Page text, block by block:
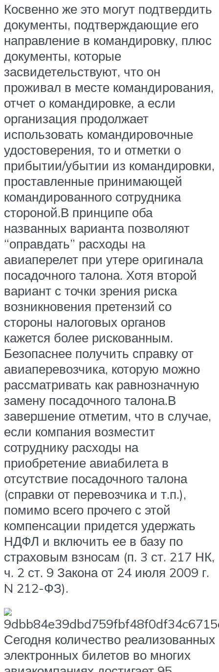
Косвенно же это могут подтвердить
документы, подтверждающие его
направление в командировку, плюс
документы, которые
засвидетельствуют, что он
проживал в месте командирования,
отчет о командировке, а если
организация продолжает
использовать командировочные
удостоверения, то и отметки о
прибытии/убытии из командировки,
проставленные принимающей
командированного сотрудника
стороной.В принципе оба
названных варианта позволяют
“оправдать” расходы на
авиаперелет при утере оригинала
посадочного талона. Хотя второй
вариант с точки зрения риска
возникновения претензий со
стороны налоговых органов
кажется более рискованным.
Безопаснее получить справку от
авиаперевозчика, которую можно
рассматривать как равнозначную
замену посадочного талона.В
завершение отметим, что в случае,
если компания возместит
сотруднику расходы на
приобретение авиабилета в
отсутствие посадочного талона
(справки от перевозчика и т.п.),
помимо всего прочего с этой
компенсации придется удержать
НДФЛ и включить ее в базу по
страховым взносам (п. 3 ст. 217 НК,
ч. 2 ст. 9 Закона от 24 июля 2009 г.
N 212-ФЗ).
Сегодня количество реализованных
электронных билетов во многих